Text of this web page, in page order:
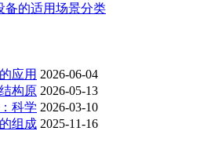
备的适用场景分类
应用 2026-06-04
构原 2026-05-13
科学 2026-03-10
组成 2025-11-16